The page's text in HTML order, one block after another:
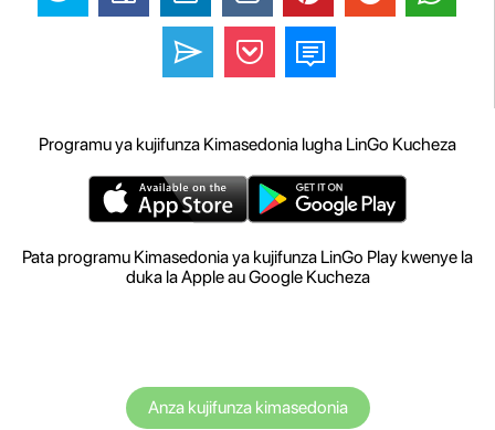
Programu ya kujifunza Kimasedonia lugha LinGo Kucheza
Pata programu Kimasedonia ya kujifunza LinGo Play kwenye la
duka la Apple au Google Kucheza
Anza kujifunza kimasedonia